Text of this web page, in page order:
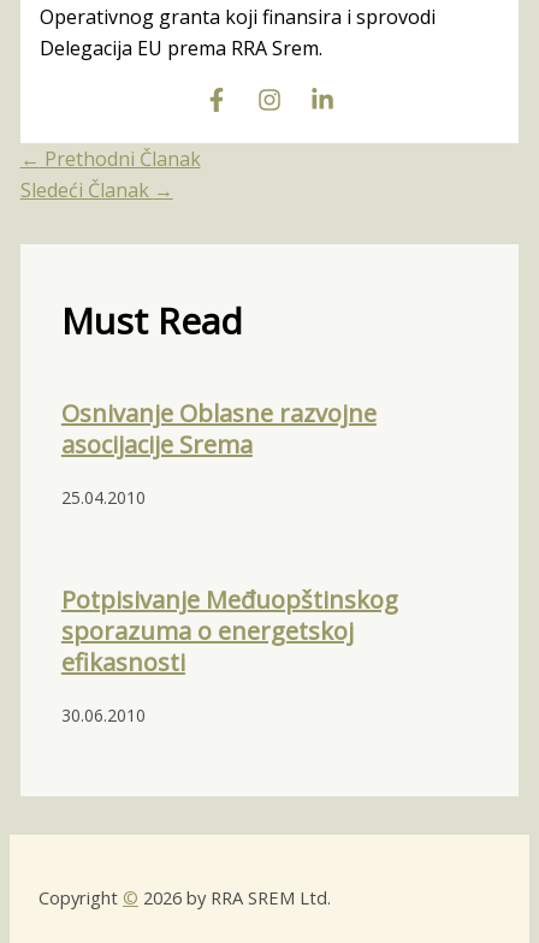
Operativnog granta koji finansira i sprovodi
Delegacija EU prema RRA Srem.
← Prethodni Članak
Sledeći Članak →
Must Read
Osnivanje Oblasne razvojne
asocijacije Srema
25.04.2010
Potpisivanje Međuopštinskog
sporazuma o energetskoj
efikasnosti
30.06.2010
Copyright © 2026 by RRA SREM Ltd.